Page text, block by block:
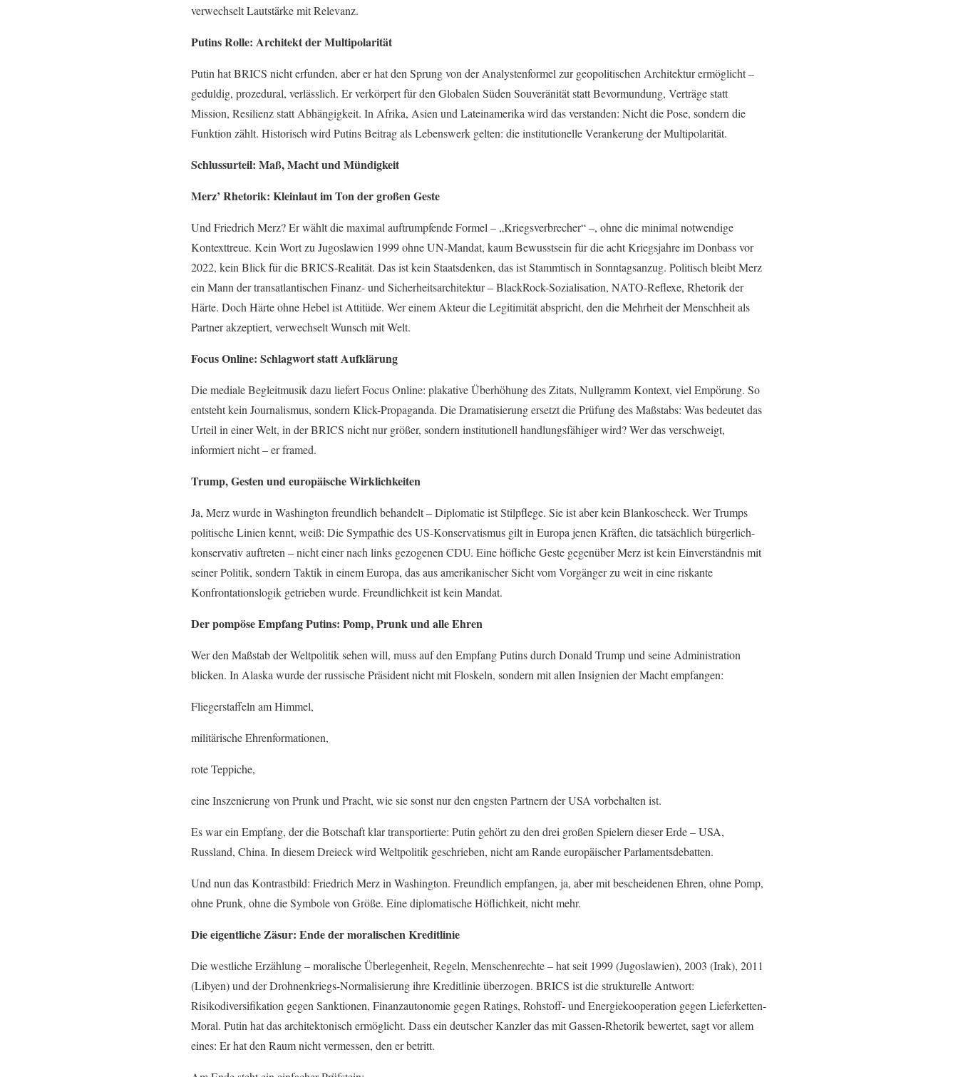
verwechselt Lautstärke mit Relevanz.
Putins Rolle: Architekt der Multipolarität
Putin hat BRICS nicht erfunden, aber er hat den Sprung von der Analystenformel zur geopolitischen Architektur ermöglicht –
geduldig, prozedural, verlässlich. Er verkörpert für den Globalen Süden Souveränität statt Bevormundung, Verträge statt
Mission, Resilienz statt Abhängigkeit. In Afrika, Asien und Lateinamerika wird das verstanden: Nicht die Pose, sondern die
Funktion zählt. Historisch wird Putins Beitrag als Lebenswerk gelten: die institutionelle Verankerung der Multipolarität.
Schlussurteil: Maß, Macht und Mündigkeit
Merz’ Rhetorik: Kleinlaut im Ton der großen Geste
Und Friedrich Merz? Er wählt die maximal auftrumpfende Formel – „Kriegsverbrecher“ –, ohne die minimal notwendige
Kontexttreue. Kein Wort zu Jugoslawien 1999 ohne UN-Mandat, kaum Bewusstsein für die acht Kriegsjahre im Donbass vor
2022, kein Blick für die BRICS-Realität. Das ist kein Staatsdenken, das ist Stammtisch in Sonntagsanzug. Politisch bleibt Merz
ein Mann der transatlantischen Finanz- und Sicherheitsarchitektur – BlackRock-Sozialisation, NATO-Reflexe, Rhetorik der
Härte. Doch Härte ohne Hebel ist Attitüde. Wer einem Akteur die Legitimität abspricht, den die Mehrheit der Menschheit als
Partner akzeptiert, verwechselt Wunsch mit Welt.
Focus Online: Schlagwort statt Aufklärung
Die mediale Begleitmusik dazu liefert Focus Online: plakative Überhöhung des Zitats, Nullgramm Kontext, viel Empörung. So
entsteht kein Journalismus, sondern Klick-Propaganda. Die Dramatisierung ersetzt die Prüfung des Maßstabs: Was bedeutet das
Urteil in einer Welt, in der BRICS nicht nur größer, sondern institutionell handlungsfähiger wird? Wer das verschweigt,
informiert nicht – er framed.
Trump, Gesten und europäische Wirklichkeiten
Ja, Merz wurde in Washington freundlich behandelt – Diplomatie ist Stilpflege. Sie ist aber kein Blankoscheck. Wer Trumps
politische Linien kennt, weiß: Die Sympathie des US-Konservatismus gilt in Europa jenen Kräften, die tatsächlich bürgerlich-
konservativ auftreten – nicht einer nach links gezogenen CDU. Eine höfliche Geste gegenüber Merz ist kein Einverständnis mit
seiner Politik, sondern Taktik in einem Europa, das aus amerikanischer Sicht vom Vorgänger zu weit in eine riskante
Konfrontationslogik getrieben wurde. Freundlichkeit ist kein Mandat.
Der pompöse Empfang Putins: Pomp, Prunk und alle Ehren
Wer den Maßstab der Weltpolitik sehen will, muss auf den Empfang Putins durch Donald Trump und seine Administration
blicken. In Alaska wurde der russische Präsident nicht mit Floskeln, sondern mit allen Insignien der Macht empfangen:
Fliegerstaffeln am Himmel,
militärische Ehrenformationen,
rote Teppiche,
eine Inszenierung von Prunk und Pracht, wie sie sonst nur den engsten Partnern der USA vorbehalten ist.
Es war ein Empfang, der die Botschaft klar transportierte: Putin gehört zu den drei großen Spielern dieser Erde – USA,
Russland, China. In diesem Dreieck wird Weltpolitik geschrieben, nicht am Rande europäischer Parlamentsdebatten.
Und nun das Kontrastbild: Friedrich Merz in Washington. Freundlich empfangen, ja, aber mit bescheidenen Ehren, ohne Pomp,
ohne Prunk, ohne die Symbole von Größe. Eine diplomatische Höflichkeit, nicht mehr.
Die eigentliche Zäsur: Ende der moralischen Kreditlinie
Die westliche Erzählung – moralische Überlegenheit, Regeln, Menschenrechte – hat seit 1999 (Jugoslawien), 2003 (Irak), 2011
(Libyen) und der Drohnenkriegs-Normalisierung ihre Kreditlinie überzogen. BRICS ist die strukturelle Antwort:
Risikodiversifikation gegen Sanktionen, Finanzautonomie gegen Ratings, Rohstoff- und Energiekooperation gegen Lieferketten-
Moral. Putin hat das architektonisch ermöglicht. Dass ein deutscher Kanzler das mit Gassen-Rhetorik bewertet, sagt vor allem
eines: Er hat den Raum nicht vermessen, den er betritt.